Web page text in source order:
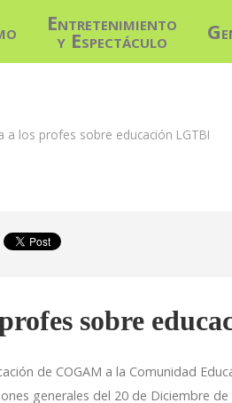
Entretenimiento
y Espectáculo
a los profes sobre educación LGTBI
sobre
de COGAM a la Comunidad
generales del 20 de Diciembre de